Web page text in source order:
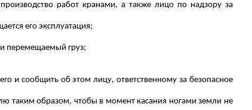
работ кранами, а также лицо по надзору за
его эксплуатация;
перемещаемый груз;
и сообщить об этом лицу, ответственному за безопасное
таким образом, чтобы в момент касания ногами земли не